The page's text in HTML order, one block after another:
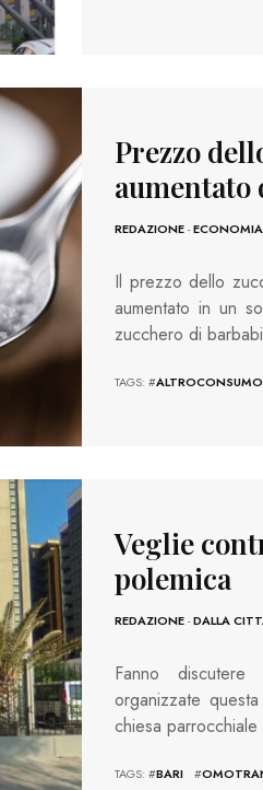
Prezzo
aumentato
REDAZIONE-ECONOMIA
Il prezzo dello
aumentato in un
zucchero di
TAGS: #ALTROCONSUMO
Veglie
polemica
REDAZIONE-DALLA
Fanno
organizzate
chiesa
TAGS: #BARI #